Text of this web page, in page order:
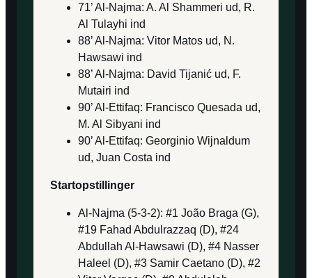
71’ Al-Najma: A. Al Shammeri ud, R.
Al Tulayhi ind
88’ Al-Najma: Vitor Matos ud, N.
Hawsawi ind
88’ Al-Najma: David Tijanić ud, F.
Mutairi ind
90’ Al-Ettifaq: Francisco Quesada ud,
M. Al Sibyani ind
90’ Al-Ettifaq: Georginio Wijnaldum
ud, Juan Costa ind
Startopstillinger
Al-Najma (5-3-2): #1 João Braga (G),
#19 Fahad Abdulrazzaq (D), #24
Abdullah Al-Hawsawi (D), #4 Nasser
Haleel (D), #3 Samir Caetano (D), #2